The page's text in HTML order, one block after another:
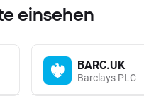
einsehen
BARC.UK
Barclays PLC